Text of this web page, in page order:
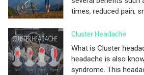
times, reduced pain,
Cluster Headache
What is Cluster
headache is also
syndrome. This